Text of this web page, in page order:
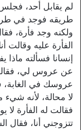
لم يقابل أحد،
طريقه فوجد في
ولكنه وجد فأرة،
الفأرة عليه وقالت
إنسانا فسألته
عن عروس لي،
عروسك في الغابة،
لا محالة، لأنه
فقالت له الفأرة لا
تتزوجني أنا،